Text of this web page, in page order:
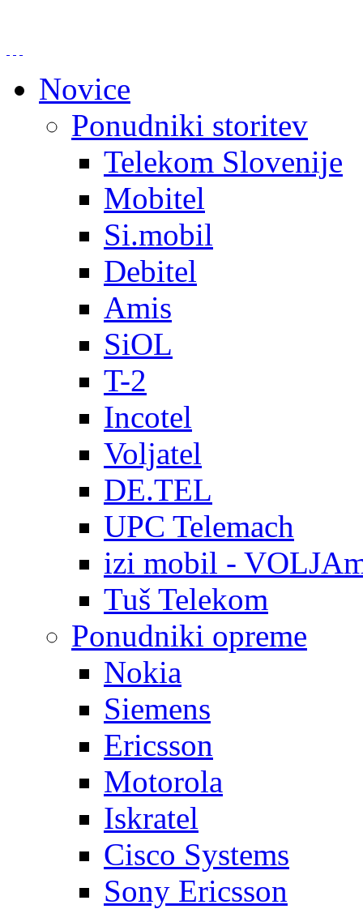
Novice
Ponudniki storitev
Telekom Slovenije
Mobitel
Si.mobil
Debitel
Amis
SiOL
T-2
Incotel
Voljatel
DE.TEL
UPC Telemach
izi mobil -
Tuš Telekom
Ponudniki opreme
Nokia
Siemens
Ericsson
Motorola
Iskratel
Cisco Systems
Sony Ericsson